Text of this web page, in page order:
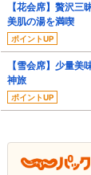
【花会席】贅沢三
美肌の湯を満喫
ポイントUP
【雪会席】少量美
神旅
ポイントUP